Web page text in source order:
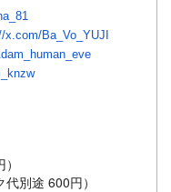
x.com/Ba_Vo_YUJI
別途 600円）